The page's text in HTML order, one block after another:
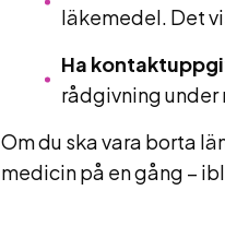
läkemedel. Det
Ha
rådgivning under
Om du ska vara borta
medicin på en gång –